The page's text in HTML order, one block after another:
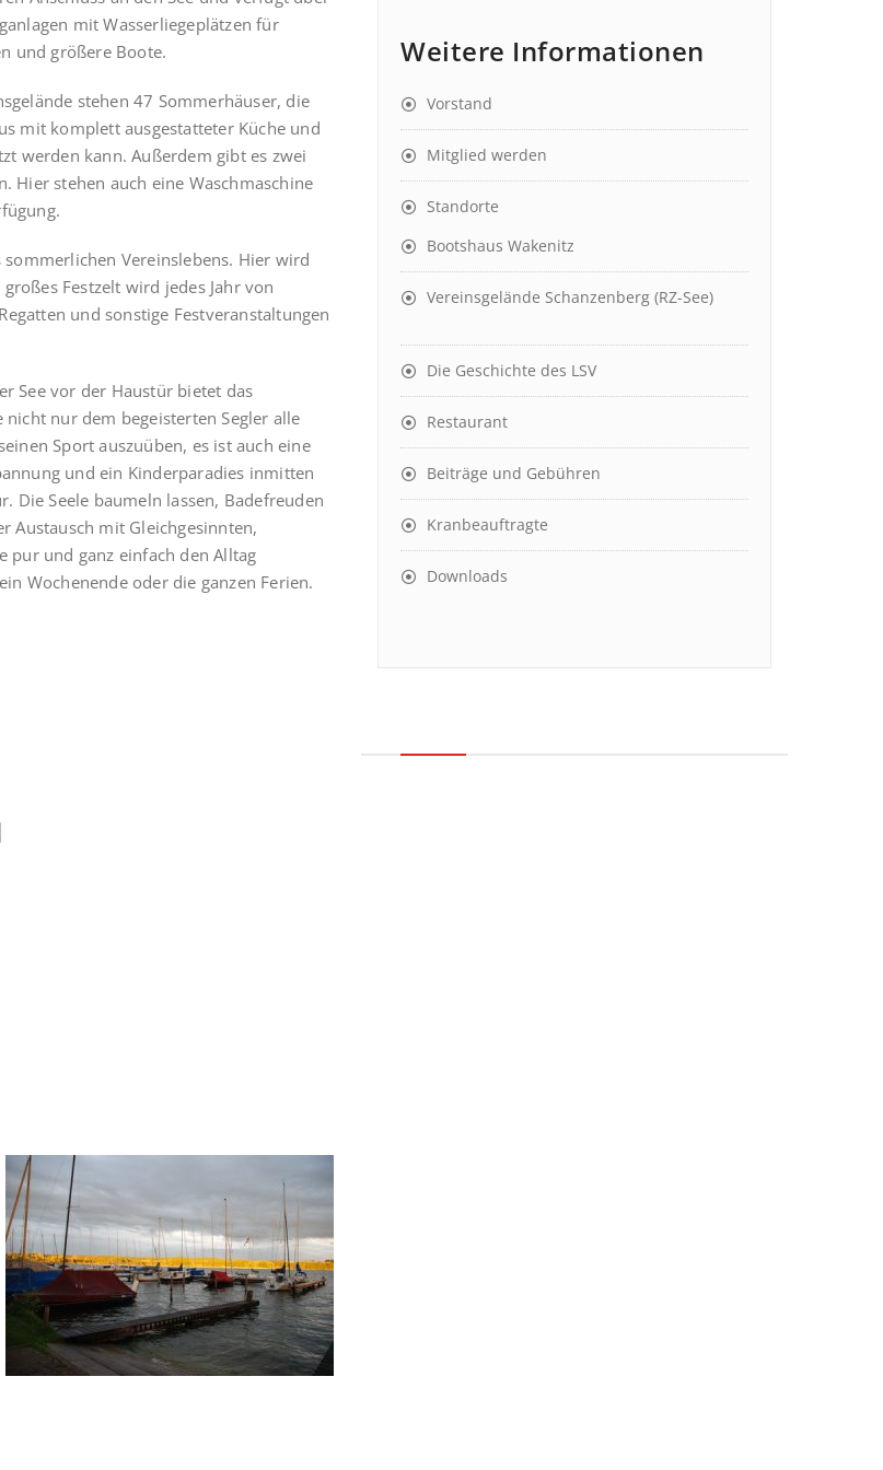
mit Wasserliegeplätzen für
und größere Boote.
stehen 47 Sommerhäuser, die
mit komplett ausgestatteter Küche und
werden kann. Außerdem gibt es zwei
Hier stehen auch eine Waschmaschine
Vereinslebens. Hier wird
Festzelt wird jedes Jahr von
und sonstige Festveranstaltungen
See vor der Haustür bietet das
nicht nur dem begeisterten Segler alle
Sport auszuüben, es ist auch eine
und ein Kinderparadies inmitten
Die Seele baumeln lassen, Badefreuden
Austausch mit Gleichgesinnten,
pur und ganz einfach den Alltag
Wochenende oder die ganzen Ferien.
Weitere Informationen
Vorstand
Mitglied werden
Standorte
Bootshaus Wakenitz
Vereinsgelände Schanzenberg (RZ-See)
Die Geschichte des LSV
Restaurant
Beiträge und Gebühren
Kranbeauftragte
Downloads